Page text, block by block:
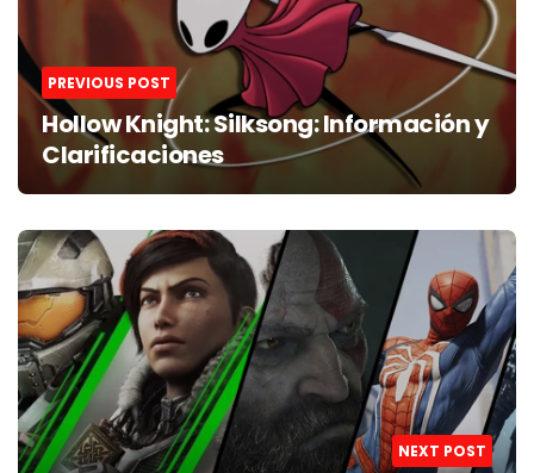
PREVIOUS POST
Hollow Knight: Silksong: Información y
Clarificaciones
NEXT POST